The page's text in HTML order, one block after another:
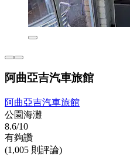
阿曲亞吉汽車旅館
阿曲亞吉汽車旅館
公園海灘
8.6/10
有夠讚
(1,005 則評論)